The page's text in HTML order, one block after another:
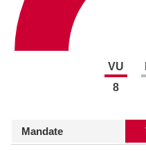
VU
8
Mandate